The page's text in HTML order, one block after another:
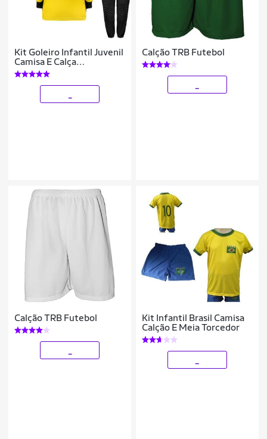
Kit Goleiro Infantil Juvenil
Camisa E Calça
Acolchoada Novo Modelo
Calção TRB Futebol
Calção TRB Futebol
Kit Infantil Brasil Camisa
Calção E Meia Torcedor